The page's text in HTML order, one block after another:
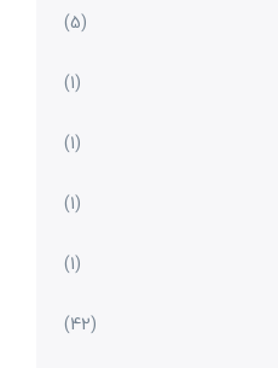
(5)
(1)
(1)
(1)
(1)
(42)